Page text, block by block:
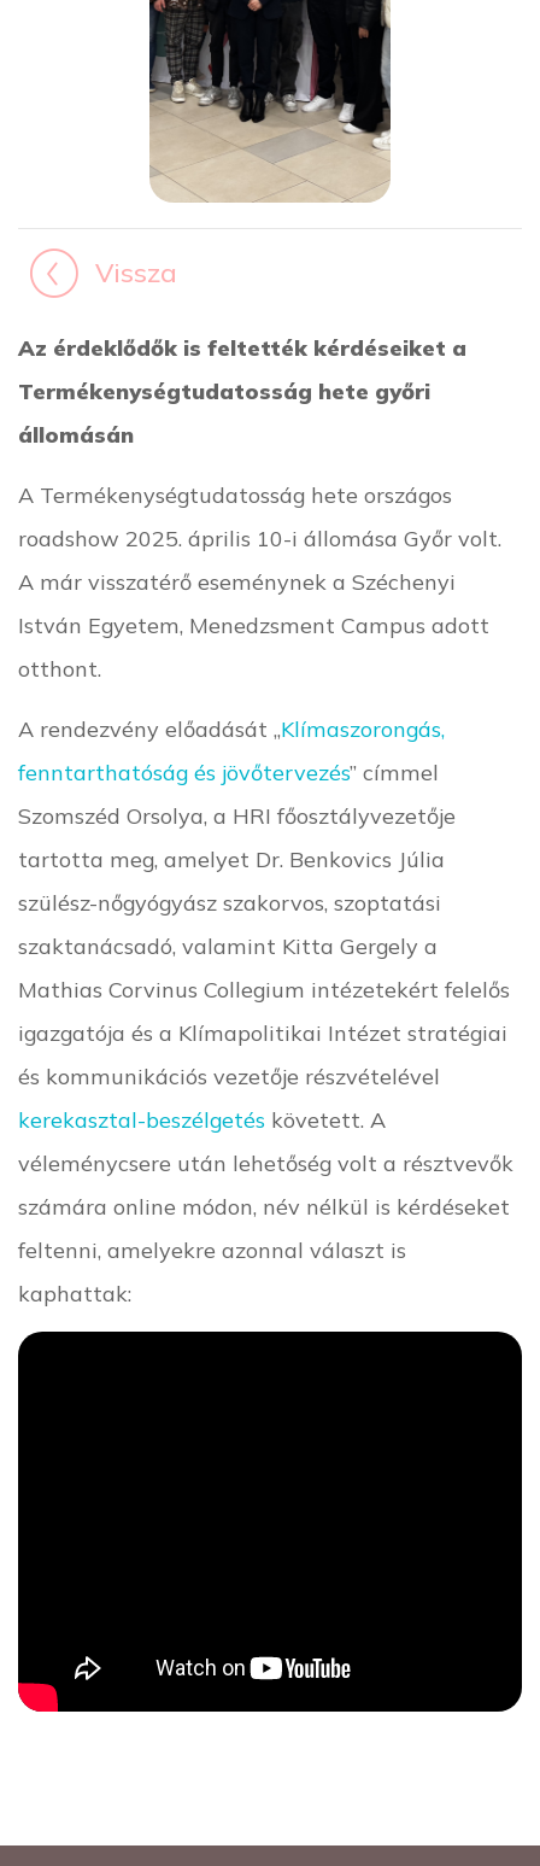
Vissza
Az érdeklődők is feltették kérdéseiket a
Termékenységtudatosság hete győri
állomásán
A Termékenységtudatosság hete országos
roadshow 2025. április 10-i állomása Győr volt.
A már visszatérő eseménynek a Széchenyi
István Egyetem, Menedzsment Campus adott
otthont.
A rendezvény előadását „Klímaszorongás,
fenntarthatóság és jövőtervezés” címmel
Szomszéd Orsolya, a HRI főosztályvezetője
tartotta meg, amelyet Dr. Benkovics Júlia
szülész-nőgyógyász szakorvos, szoptatási
szaktanácsadó, valamint Kitta Gergely a
Mathias Corvinus Collegium intézetekért felelős
igazgatója és a Klímapolitikai Intézet stratégiai
és kommunikációs vezetője részvételével
kerekasztal-beszélgetés követett. A
véleménycsere után lehetőség volt a résztvevők
számára online módon, név nélkül is kérdéseket
feltenni, amelyekre azonnal választ is
kaphattak: